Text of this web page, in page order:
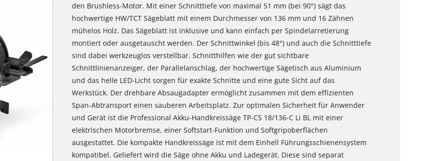
den Brushless-Motor. Mit einer Schnitttiefe von maximal 51 mm (bei 90°) sägt das
hochwertige HW/TCT Sägeblatt mit einem Durchmesser von 136 mm und 16 Zähnen
mühelos Holz. Das Sägeblatt ist inklusive und kann einfach per Spindelarretierung
montiert oder ausgetauscht werden. Der Schnittwinkel (bis 48°) und auch die Schnitttiefe
sind dabei werkzeuglos verstellbar. Schnitthilfen wie der gut sichtbare
Schnittlinienanzeiger, der Parallelanschlag, der hochwertige Sägetisch aus Aluminium
und das helle LED-Licht sorgen für exakte Schnitte und eine gute Sicht auf das
Werkstück. Der drehbare Absaugadapter ermöglicht zusammen mit dem effizienten
Span-Abtransport einen sauberen Arbeitsplatz. Zur optimalen Sicherheit für Anwender
und Gerät ist die Professional Akku-Handkreissäge TP-CS 18/136-C Li BL mit einer
elektrischen Motorbremse, einer Softstart-Funktion und Softgripoberflächen
ausgestattet. Die kompakte Handkreissäge ist mit dem Einhell Führungsschienensystem
kompatibel. Geliefert wird die Säge ohne Akku und Ladegerät. Diese sind separat